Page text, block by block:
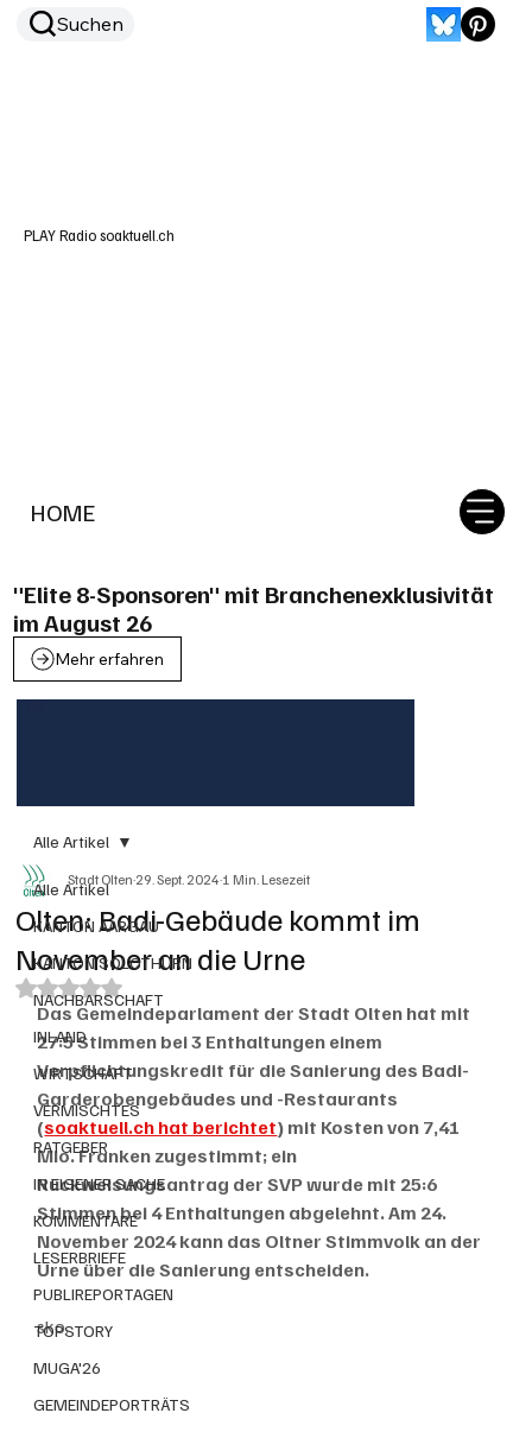
HOME
Suchen
PLAY Radio soaktuell.ch
"Elite 8-Sponsoren" mit Branchenexklusivität
im August 26
Mehr erfahren
Alle Artikel
KANTON AARGAU
KANTON SOLOTHURN
NACHBARSCHAFT
INLAND
WIRTSCHAFT
VERMISCHTES
RATGEBER
IN EIGENER SACHE
KOMMENTARE
LESERBRIEFE
PUBLIREPORTAGEN
TOPSTORY
MUGA'26
GEMEINDEPORTRÄTS
Alle Artikel
Olten: Badi-Gebäude kommt im
November an die Urne
Stadt Olten29. Sept. 20241 Min. Lesezeit
Mit NaN von 5 Sternen bewertet.
Das Gemeindeparlament der Stadt Olten hat mit
27:5 Stimmen bei 3 Enthaltungen einem
Verpflichtungskredit für die Sanierung des Badi-
Garderobengebäudes und -Restaurants
(soaktuell.ch hat berichtet) mit Kosten von 7,41
Mio. Franken zugestimmt; ein
Rückweisungsantrag der SVP wurde mit 25:6
Stimmen bei 4 Enthaltungen abgelehnt. Am 24.
November 2024 kann das Oltner Stimmvolk an der
Urne über die Sanierung entscheiden.
sko.